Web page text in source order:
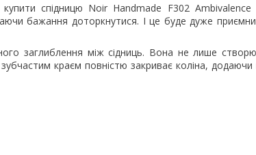
спідницю Noir Handmade F302 Ambivalence
бажання доторкнутися. І це буде дуже
заглиблення між сідниць. Вона не лише
краєм повністю закриває коліна, додаючи